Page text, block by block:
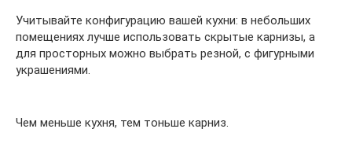
Учитывайте конфигурацию вашей кухни: в небольших
помещениях лучше использовать скрытые карнизы, а
для просторных можно выбрать резной, с фигурными
украшениями.
Чем меньше кухня, тем тоньше карниз.